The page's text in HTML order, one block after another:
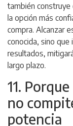
también
la opción más
compra. Alcanzar
conocida, sino
resultados,
largo plazo.
11.
no
potencia